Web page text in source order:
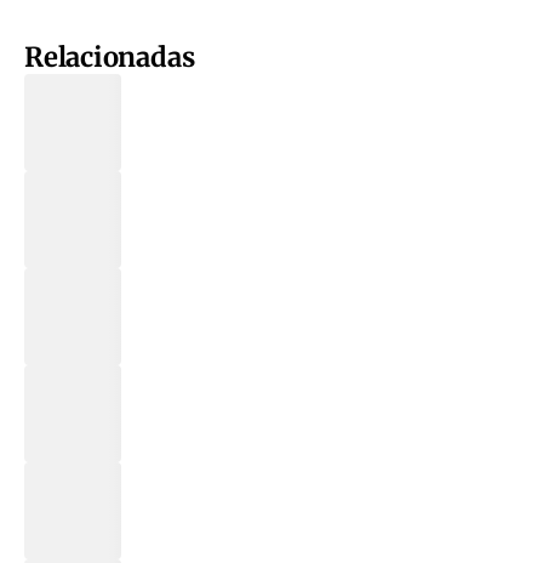
Relacionadas